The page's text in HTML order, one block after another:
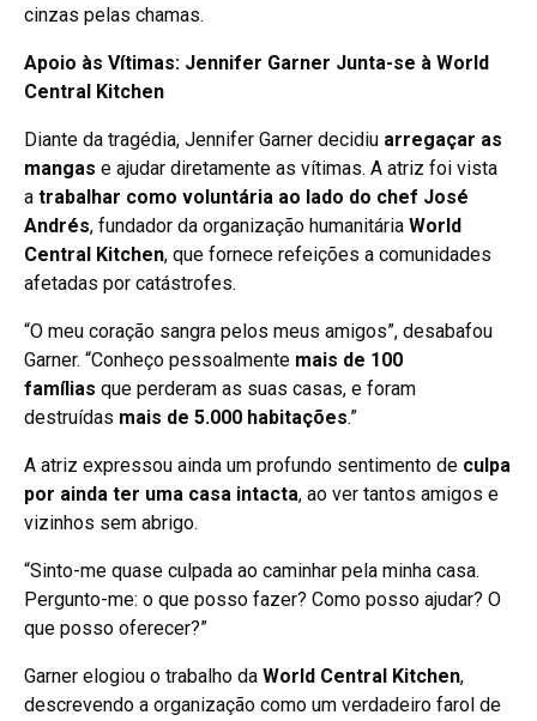
cinzas pelas chamas.
Apoio às Vítimas: Jennifer Garner Junta-se à World
Central Kitchen
Diante da tragédia, Jennifer Garner decidiu arregaçar as
mangas e ajudar diretamente as vítimas. A atriz foi vista
a trabalhar como voluntária ao lado do chef José
Andrés, fundador da organização humanitária World
Central Kitchen, que fornece refeições a comunidades
afetadas por catástrofes.
“O meu coração sangra pelos meus amigos”, desabafou
Garner. “Conheço pessoalmente mais de 100
famílias que perderam as suas casas, e foram
destruídas mais de 5.000 habitações.”
A atriz expressou ainda um profundo sentimento de culpa
por ainda ter uma casa intacta, ao ver tantos amigos e
vizinhos sem abrigo.
“Sinto-me quase culpada ao caminhar pela minha casa.
Pergunto-me: o que posso fazer? Como posso ajudar? O
que posso oferecer?”
Garner elogiou o trabalho da World Central Kitchen,
descrevendo a organização como um verdadeiro farol de